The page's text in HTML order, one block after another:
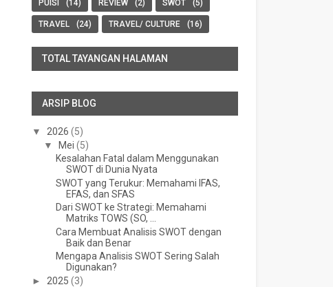
PUISI (14) REVIEW (2) SWOT (5)
TRAVEL (24) TRAVEL/ CULTURE (16)
TOTAL TAYANGAN HALAMAN
ARSIP BLOG
▼ 2026 (5)
▼ Mei (5)
Kesalahan Fatal dalam Menggunakan
SWOT di Dunia Nyata
SWOT yang Terukur: Memahami IFAS,
EFAS, dan SFAS
Dari SWOT ke Strategi: Memahami
Matriks TOWS (SO, ...
Cara Membuat Analisis SWOT dengan
Baik dan Benar
Mengapa Analisis SWOT Sering Salah
Digunakan?
► 2025 (3)